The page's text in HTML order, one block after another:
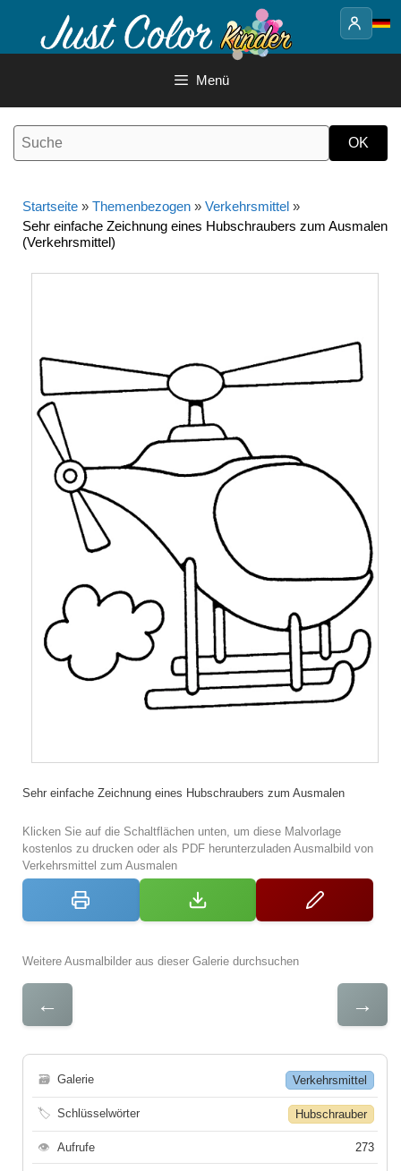
Inhalt
Menü
Startseite » Themenbezogen » Verkehrsmittel »
Sehr einfache Zeichnung eines Hubschraubers zum Ausmalen
(Verkehrsmittel)
Sehr einfache Zeichnung eines Hubschraubers zum Ausmalen
Klicken Sie auf die Schaltflächen unten, um diese Malvorlage
kostenlos zu drucken oder als PDF herunterzuladen Ausmalbild von
Verkehrsmittel zum Ausmalen
Weitere Ausmalbilder aus dieser Galerie durchsuchen
← →
🗃 Galerie Verkehrsmittel
🏷 Schlüsselwörter Hubschrauber
👁 Aufrufe 273